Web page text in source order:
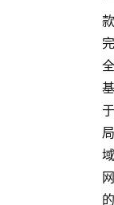
款
完
全
基
于
局
域
网
的